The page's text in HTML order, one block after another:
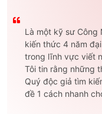
Là một kỹ sư Công
kiến thức 4 năm
trong lĩnh vực viết
Tôi tin rằng những
Quý độc giả tìm
đề 1 cách nhanh